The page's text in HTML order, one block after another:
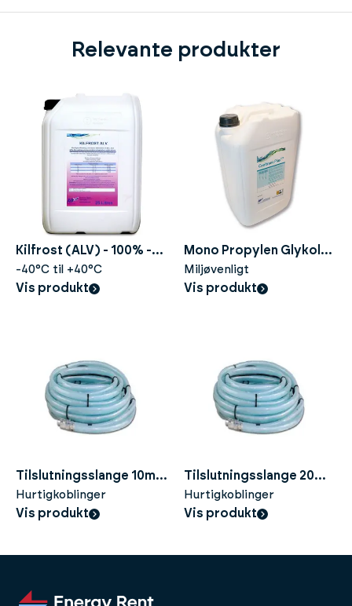
Relevante produkter
Kilfrost (ALV) - 100% -
20liter
-40°C til +40°C
Vis produkt
Mono Propylen Glykol
(CTP) - 100% - 25liter
Miljøvenligt
Vis produkt
Tilslutningsslange 10m -
KM7
Hurtigkoblinger
Vis produkt
Tilslutningsslange 20m -
KM7
Hurtigkoblinger
Vis produkt